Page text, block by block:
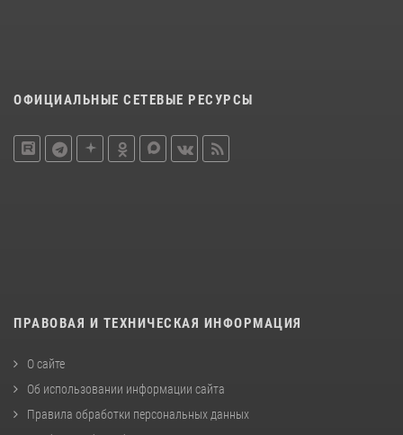
ОФИЦИАЛЬНЫЕ СЕТЕВЫЕ РЕСУРСЫ
ПРАВОВАЯ И ТЕХНИЧЕСКАЯ ИНФОРМАЦИЯ
О сайте
Об использовании информации сайта
Правила обработки персональных данных